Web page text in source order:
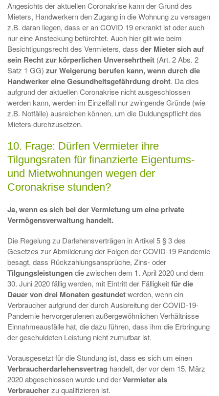
Angesichts der aktuellen Coronakrise kann der Grund des
Mieters, Handwerkern den Zugang in die Wohnung zu versagen
z.B. daran liegen, dass er an COVID 19 erkrankt ist oder auch
nur eine Ansteckung befürchtet. Auch hier gilt wie beim
Besichtigungsrecht des Vermieters, dass der Mieter sich auf
sein Recht zur körperlichen Unversehrtheit (Art. 2 Abs. 2
Satz 1 GG) zur Weigerung berufen kann, wenn durch die
Handwerker eine Gesundheitsgefährdung droht. Da dies
aufgrund der aktuellen Coronakrise nicht ausgeschlossen
werden kann, werden im Einzelfall nur zwingende Gründe (wie
z.B. Notfälle) ausreichen können, um die Duldungspflicht des
Mieters durchzusetzen.
10. Frage: Dürfen Vermieter ihre
Tilgungsraten für finanzierte Eigentums-
und Mietwohnungen wegen der
Coronakrise stunden?
Ja, wenn es sich bei der Vermietung um eine private
Vermögensverwaltung handelt.
Die Regelung zu Darlehensverträgen in Artikel 5 § 3 des
Gesetzes zur Abmilderung der Folgen der COVID-19 Pandemie
besagt, dass Rückzahlungsansprüche, Zins- oder
Tilgungsleistungendie zwischen dem 1. April 2020 und dem
30. Juni 2020 fällig werden, mit Eintritt der Fälligkeitfür die
Dauer von drei Monaten gestundetwerden, wenn ein
Verbraucher aufgrund der durch Ausbreitung der COVID-19-
Pandemie hervorgerufenen außergewöhnlichen Verhältnisse
Einnahmeausfälle hat, die dazu führen, dass ihm die Erbringung
der geschuldeten Leistung nicht zumutbar ist.
Vorausgesetzt für die Stundung ist, dass es sich um einen
Verbraucherdarlehensvertrag handelt, der vor dem 15. März
2020 abgeschlossen wurde und derVermieter als
Verbraucherzu qualifizieren ist.